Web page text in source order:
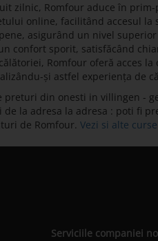
zilnic, Romfour aduce în
online, facilitând accesul
asigurând un nivel
confort sporit, satisfăcând
Romfour oferă acces
și astfel experiența de
preturi din onesti in villingen -
de la adresa la adresa : poti fi
de Romfour. Vezi si alte
Serviciile companiei